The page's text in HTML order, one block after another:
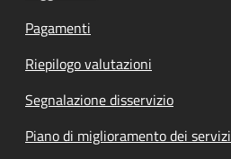
Pagamenti
Riepilogo valutazioni
Segnalazione disservizio
Piano di miglioramento dei servizi